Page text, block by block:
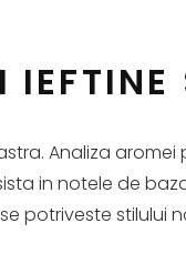
IEFTINE
Analiza aromei
in notele de
potriveste stilului